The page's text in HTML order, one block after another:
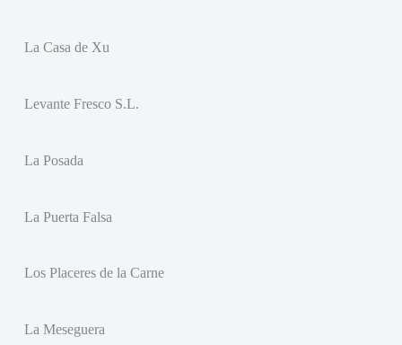
La Casa de Xu
Levante Fresco S.L.
La Posada
La Puerta Falsa
Los Placeres de la Carne
La Meseguera